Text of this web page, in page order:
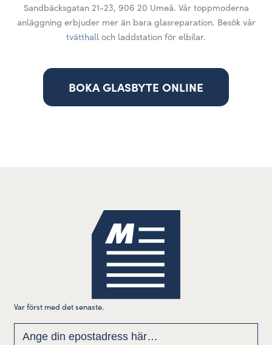
Sandbäcksgatan 21-23, 906 20 Umeå. Vår toppmoderna
anläggning erbjuder mer än bara glasreparation. Besök vår
tvätthall och laddstation för elbilar.
BOKA GLASBYTE ONLINE
Var först med det senaste.